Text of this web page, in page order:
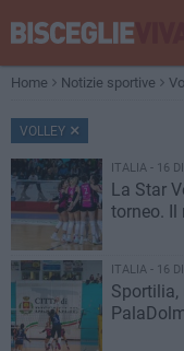
Home Notizie sportive
VOLLEY
ITALIA - 16
La Star
torneo. Il
ITALIA - 16